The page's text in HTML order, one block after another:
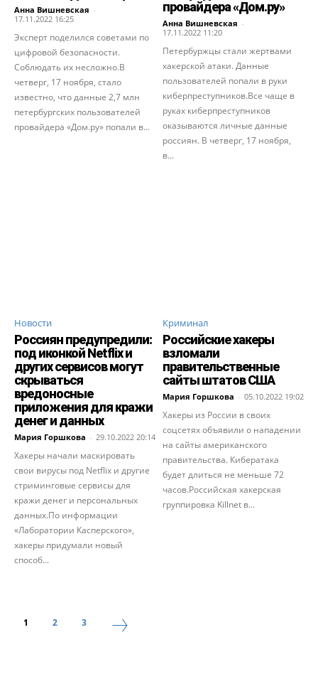
Анна Вишневская -
17.11.2022 16:25
Эксперт поделился советами по
цифровой безопасности.
Соблюдать их несложно.В
четверг, 17 ноября, стало
известно, что данные 2,7 млн
петербургских пользователей
провайдера «Дом.ру» попали в...
провайдера «Дом.ру»
Анна Вишневская -
17.11.2022 11:20
Петербуржцы стали жертвами
хакерской атаки. Данные
пользователей попали в руки
киберпреступников.Все чаще в
руках киберпреступников
оказываются личные данные
россиян. В четверг, 17 ноября,
в...
Новости
Россиян предупредили:
под иконкой Netflix и
других сервисов могут
скрываться
вредоносные
приложения для кражи
денег и данных
Мария Горшкова - 29.10.2022 20:14
Хакеры начали маскировать
свои вирусы под Netflix и другие
стриминговые сервисы для
кражи денег и персональных
данных.По информации
«Лаборатории Касперского»,
хакеры придумали новый
способ...
Криминал
Российские хакеры
взломали
правительственные
сайты штатов США
Мария Горшкова - 05.10.2022 19:02
Хакеры из России в своих
соцсетях объявили о нападении
на сайты американского
правительства. Кибератака
будет длиться не меньше 72
часов.Российская хакерская
группировка Killnet в...
1 2 3